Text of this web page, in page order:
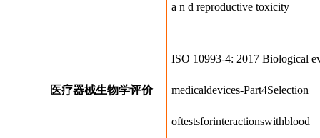
a n d reproductive toxicity
医疗器械⽣物学评价
ISO 10993-4: 2017 Biological
medicaldevices-Part4Selection
oftestsforinteractionswithblood